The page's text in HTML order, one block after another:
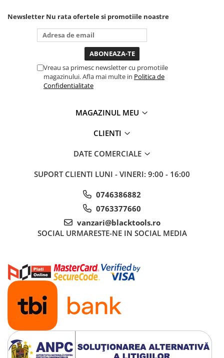
Vulcanizare
Masini de dejantat roti
Masini de echilibrat roti
Piese de schimb
Scule Vulcanizare
Truse de scule si accesorii
Truse si accesorii 1/2
Truse si acesorii de impact
Accesorii de impact 1/2
Accesorii de impact 3/4
Truse de adaptoare
Tubulare de impact 1/2
Tubulare de impact 3/4
Tubulare 1/2
Tubulare 1/2 bihexagonale
Tubulare 1/2 hexagonale
Tubulare 1/4
Tubulare 3/4
puternica si de la baterie care
tine destul de mult dar daca o
bagi la priza nu mai ai treaba
toata ziua ,ce...
Newsletter Nu rata ofertele si promotiile noastre
Vreau sa primesc newsletter cu promotiile
magazinului. Afla mai multe in Politica de
Confidentialitate
MAGAZINUL MEU
CLIENTI
DATE COMERCIALE
SUPORT CLIENTI LUNI - VINERI: 9:00 - 16:00
0746386882
0763377660
vanzari@blacktools.ro
SOCIAL URMARESTE-NE IN SOCIAL MEDIA